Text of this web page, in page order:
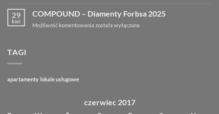
2025
29
kwi
COMPOUND – Diamenty Forbsa 2025
Możliwość komentowania COMPOUND
została wyłączona
TAGI
apartamenty lokale usługowe
czerwiec 2017